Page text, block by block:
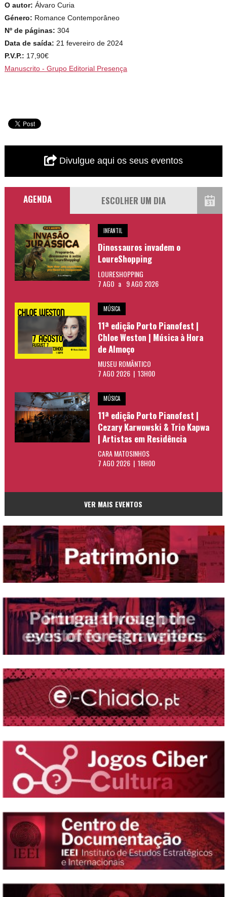
O autor: Álvaro Curia
Género: Romance Contemporâneo
Nº de páginas: 304
Data de saída: 21 fevereiro de 2024
P.V.P.: 17,90€
Manuscrito - Grupo Editorial Presença
Divulgue aqui os seus eventos
AGENDA
INFANTIL
Dinossauros invadem o
LoureShopping
LOURESHOPPING
7 AGO a 9 AGO 2026
MÚSICA
11ª edição Porto Pianofest |
Chloe Weston | Música à Hora
de Almoço
MUSEU ROMÂNTICO
7 AGO 2026 | 13H00
MÚSICA
11ª edição Porto Pianofest |
Cezary Karwowski & Trio Kapwa
| Artistas em Residência
CARA MATOSINHOS
7 AGO 2026 | 18H00
VER MAIS EVENTOS